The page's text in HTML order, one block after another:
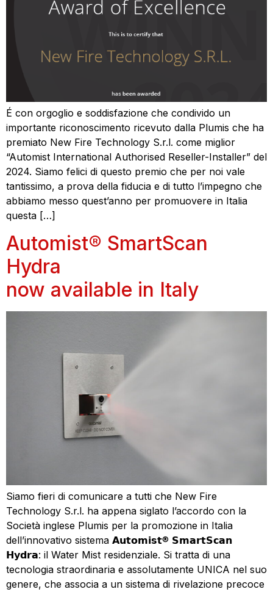
É con orgoglio e soddisfazione che condivido un
importante riconoscimento ricevuto dalla Plumis che ha
premiato New Fire Technology S.r.l. come miglior
“Automist International Authorised Reseller-Installer” del
2024. Siamo felici di questo premio che per noi vale
tantissimo, a prova della fiducia e di tutto l’impegno che
abbiamo messo quest’anno per promuovere in Italia
questa […]
Automist® SmartScan
Hydra
now available in Italy
Siamo fieri di comunicare a tutti che New Fire
Technology S.r.l. ha appena siglato l’accordo con la
Società inglese Plumis per la promozione in Italia
dell’innovativo sistema 𝗔𝘂𝘁𝗼𝗺𝗶𝘀𝘁® 𝗦𝗺𝗮𝗿𝘁𝗦𝗰𝗮𝗻
𝗛𝘆𝗱𝗿𝗮: il Water Mist residenziale. Si tratta di una
tecnologia straordinaria e assolutamente UNICA nel suo
genere, che associa a un sistema di rivelazione precoce